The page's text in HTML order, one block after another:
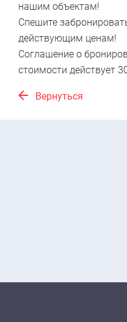
нашим объектам!
Спешите
действующим ценам!
Соглашение о
стоимости действует
Вернуться